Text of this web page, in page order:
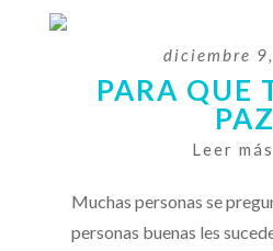
diciembre
PARA QUE
PAZ
Leer más
Muchas personas se
personas buenas les